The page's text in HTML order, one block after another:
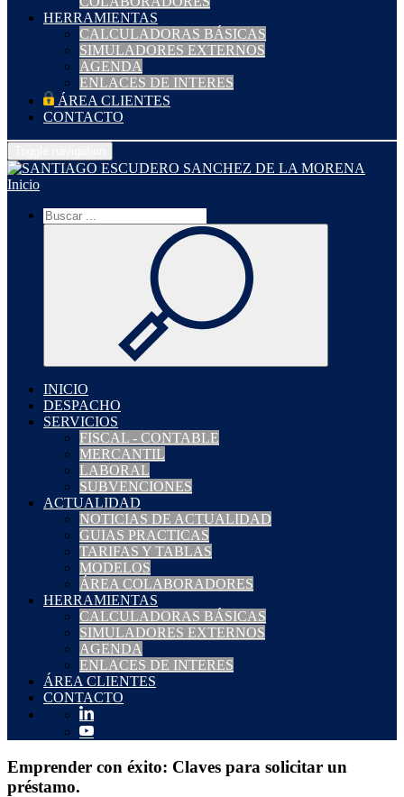
HERRAMIENTAS
CALCULADORAS BÁSICAS
SIMULADORES EXTERNOS
AGENDA
ENLACES DE INTERES
ÁREA CLIENTES
CONTACTO
Inicio
INICIO
DESPACHO
SERVICIOS
FISCAL - CONTABLE
MERCANTIL
LABORAL
SUBVENCIONES
ACTUALIDAD
NOTICIAS DE ACTUALIDAD
GUIAS PRACTICAS
TARIFAS Y TABLAS
MODELOS
ÁREA COLABORADORES
HERRAMIENTAS
CALCULADORAS BÁSICAS
SIMULADORES EXTERNOS
AGENDA
ENLACES DE INTERES
ÁREA CLIENTES
CONTACTO
Emprender con éxito: Claves para solicitar un
préstamo.